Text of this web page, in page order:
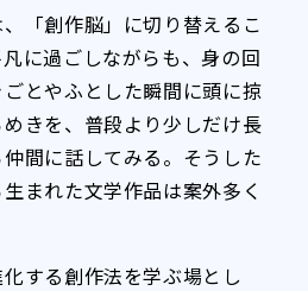
「創作脳」に切り替えるこ
に過ごしながらも、身の回
とやふとした瞬間に頭に掠
きを、普段より少しだけ長
間に話してみる。そうした
生まれた文学作品は案外多く
する創作法を学ぶ場とし